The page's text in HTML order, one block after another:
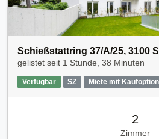
Schießstattring 37/A/25, 3100
gelistet seit 1 Stunde, 38 Minuten
Verfügbar SZ Miete mit Kaufoption
2
Zimmer